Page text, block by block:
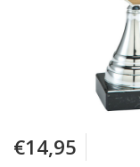
€14,95